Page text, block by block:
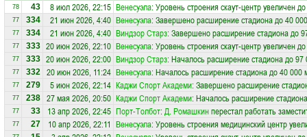
78 43 8 июл 2026, 22:15 Венесуэла: Уровень строения скаут-центр увеличен
77 334 21 июн 2026, 4:40 Венесуэла: Завершено расширение стадиона до 40
77 334 21 июн 2026, 4:40 Виндзор Старз: Завершено расширение стадиона до
77 333 20 июн 2026, 22:10 Венесуэла: Уровень строения скаут-центр увеличен
77 333 20 июн 2026, 22:00 Виндзор Старз: Началось расширение стадиона до 97
77 332 20 июн 2026, 11:24 Венесуэла: Началось расширение стадиона до 40 000
77 279 5 июн 2026, 22:14 Каджи Спорт Академи: Завершено расширение
77 238 27 мая 2026, 20:50 Каджи Спорт Академи: Началось расширение
77 33 13 апр 2026, 22:45 Порт-Толбот: Д. Ромашкинперестал работать
77 27 10 апр 2026, 22:11 Венесуэла: Уровень строения медицинский центр